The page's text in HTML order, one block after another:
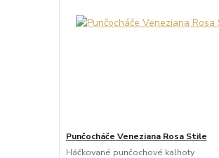
Punčocháče Veneziana Rosa Stile
Háčkované punčochové kalhoty